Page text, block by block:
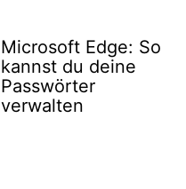
Microsoft Edge: So
kannst du deine
Passwörter
verwalten